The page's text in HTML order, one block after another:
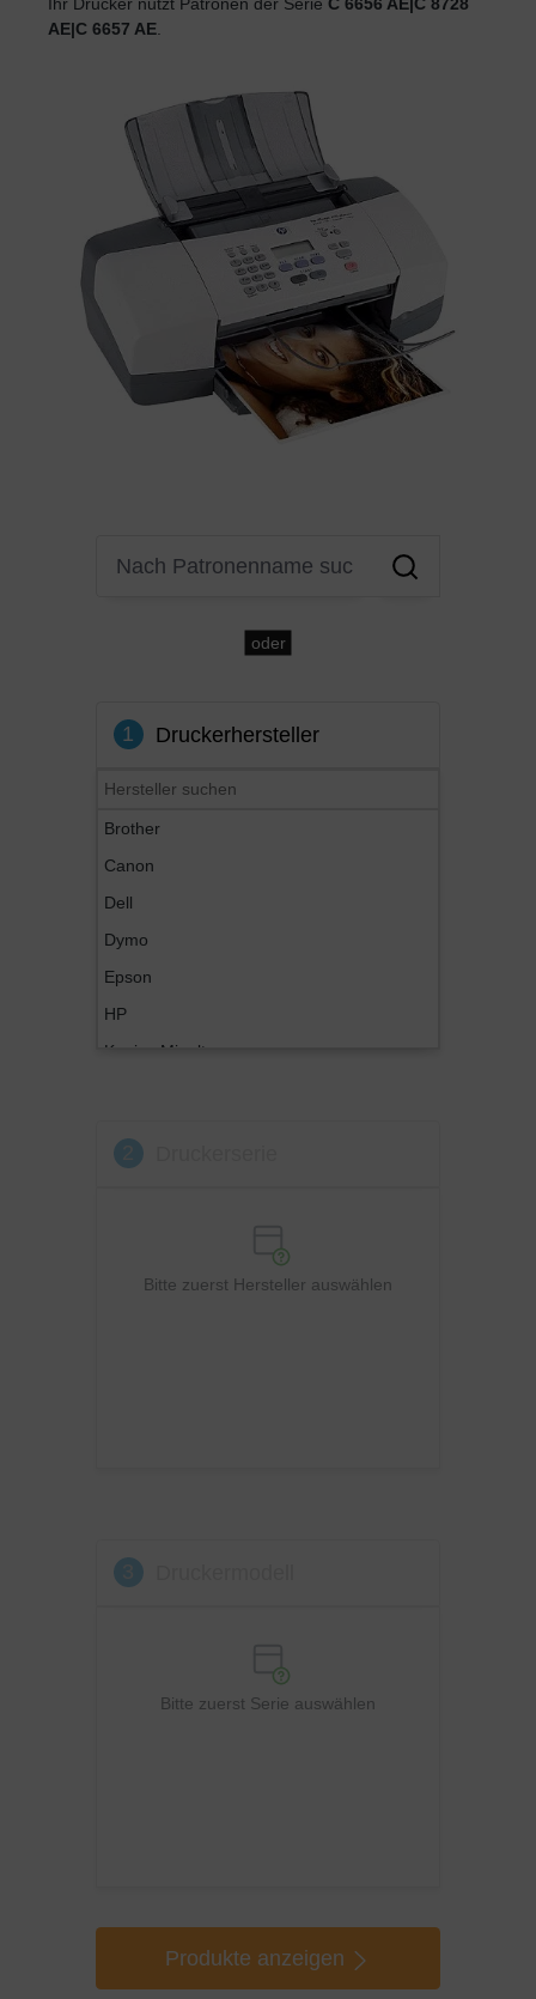
AE|C 6657 AE
oder
1 Druckerhersteller
Brother
Canon
Dell
Dymo
Epson
HP
Konica Minolta
OKI
Bitte zuerst Hersteller auswählen
Bitte zuerst Serie auswählen
Produkte anzeigen